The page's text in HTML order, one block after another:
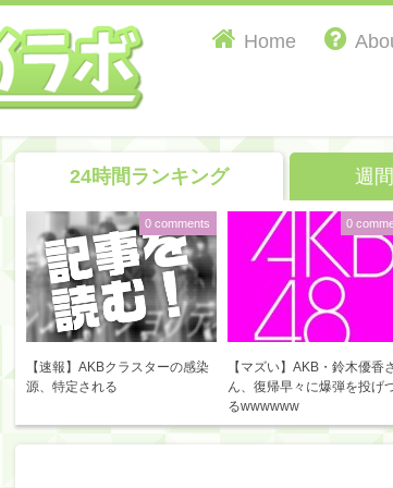
Home
24時間ランキング 週
【速報】AKBクラスターの感染
源、特定される
0 comments
【マズい】AKB・鈴木優香
ん、復帰早々に爆弾を投げ
るwwwwww
0